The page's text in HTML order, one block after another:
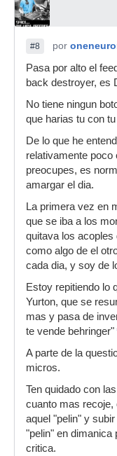
#8 por
Pasa por alto el
back destroyer, es
No tiene ningun
que harias tu con tu
De lo que he
relativamente poco
preocupes, es
amargar el dia.
La primera vez en
que se iba a los
quitava los acoples
como algo de el
cada dia, y soy de
Estoy repitiendo lo
Yurton, que se
mas y pasa de
te vende behringer"
A parte de la
micros.
Ten quidado con
cuanto mas
aquel "pelin" y
"pelin" en dimanica
critica.